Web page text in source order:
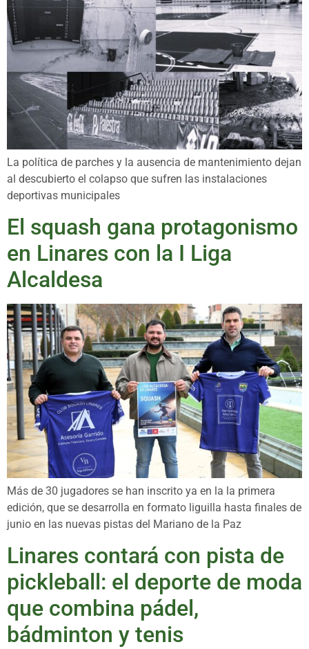
La política de parches y la ausencia de mantenimiento dejan
al descubierto el colapso que sufren las instalaciones
deportivas municipales
El squash gana protagonismo
en Linares con la I Liga
Alcaldesa
Más de 30 jugadores se han inscrito ya en la la primera
edición, que se desarrolla en formato liguilla hasta finales de
junio en las nuevas pistas del Mariano de la Paz
Linares contará con pista de
pickleball: el deporte de moda
que combina pádel,
bádminton y tenis